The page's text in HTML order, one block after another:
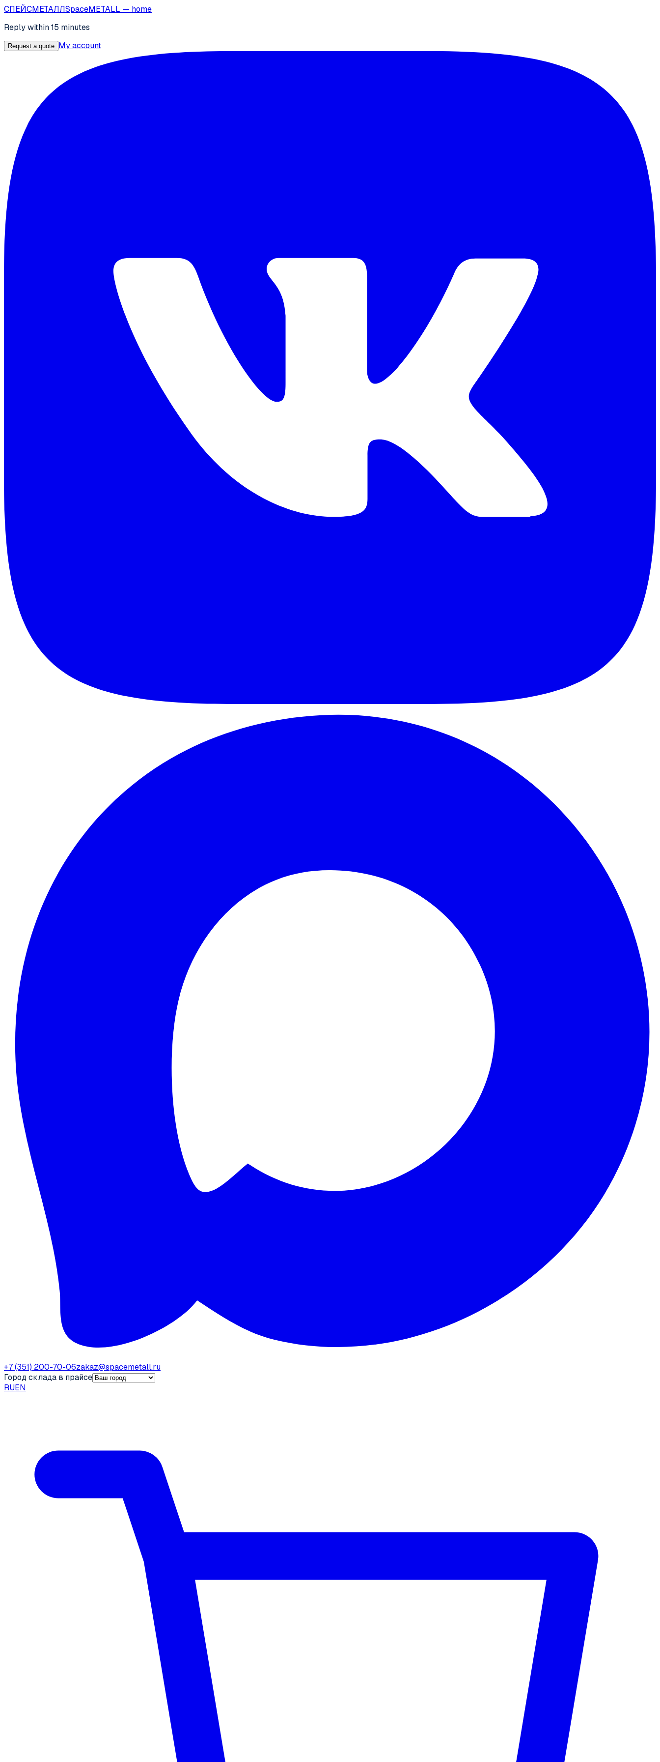
СПЕЙСМЕТАЛЛSpaceMETALL — home
Reply within 15 minutes
Request a quote My account
+7 (351) 200-70-06zakaz@spacemetall.ru
Город склада в прайсе
RUEN